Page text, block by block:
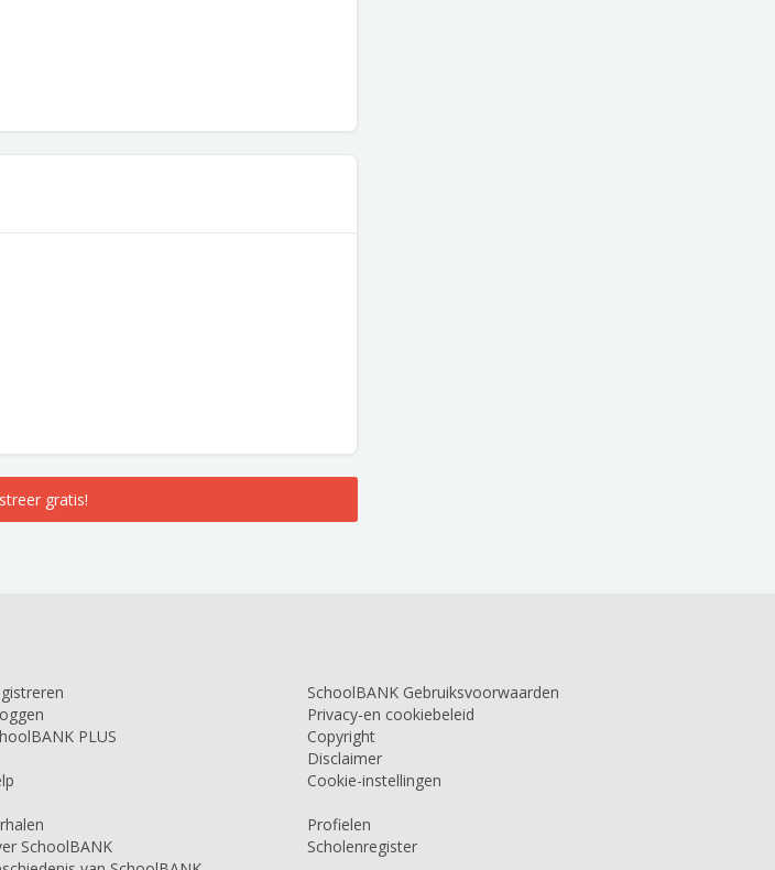
gratis!
PLUS
SchoolBANK
SchoolBANK Gebruiksvoorwaarden
Privacy-en cookiebeleid
Copyright
Disclaimer
Cookie-instellingen
Profielen
Scholenregister